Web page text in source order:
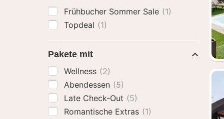
Frühbucher Sommer Sale (1)
Topdeal (1)
Pakete mit
Wellness (2)
Abendessen (5)
Late Check-Out (5)
Romantische Extras (1)